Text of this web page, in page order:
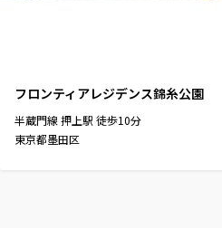
フロンティアレジデンス錦糸公園
半蔵門線押上駅 徒歩10分
東京都墨田区